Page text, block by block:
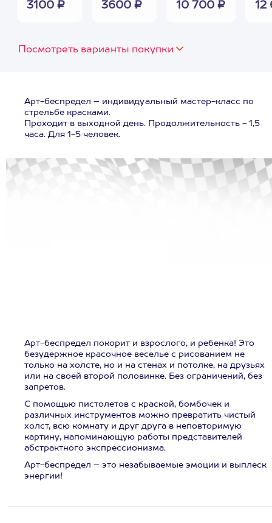
3100 ₽ 3600 ₽ 10 700 ₽ 12
Посмотреть варианты покупки
Арт-беспредел – индивидуальный мастер-класс по
стрельбе красками.
Проходит в выходной день. Продолжительность - 1,5
часа. Для 1-5 человек.
Арт-беспредел покорит и взрослого, и ребенка! Это
безудержное красочное веселье с рисованием не
только на холсте, но и на стенах и потолке, на друзьях
или на своей второй половинке. Без ограничений, без
запретов.
С помощью пистолетов с краской, бомбочек и
различных инструментов можно превратить чистый
холст, всю комнату и друг друга в неповторимую
картину, напоминающую работы представителей
абстрактного экспрессионизма.
Арт-беспредел – это незабываемые эмоции и выплеск
энергии!